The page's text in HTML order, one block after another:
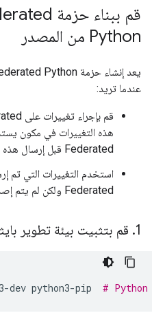
قم ببناء حزمة Tensor
Python من المصدر
عندما تريد:
Federated قبل إرسال هذه التغييرات أو إصدارها.
Federated ولكن لم يتم إصدارها.
1
. قم بتثبيت بيئة تطوير
dev python3-pip # Python